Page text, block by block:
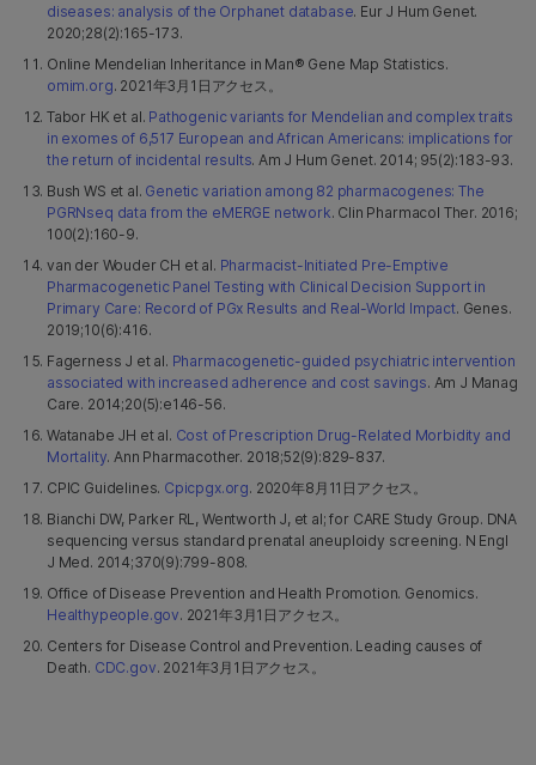
diseases: analysis of the Orphanet database. Eur J Hum Genet.
2020;28(2):165-173.
Online Mendelian Inheritance in Man® Gene Map Statistics.
omim.org. 2021年3月1日アクセス。
Tabor HK et al. Pathogenic variants for Mendelian and complex traits
in exomes of 6,517 European and African Americans: implications for
the return of incidental results. Am J Hum Genet. 2014; 95(2):183-93.
Bush WS et al. Genetic variation among 82 pharmacogenes: The
PGRNseq data from the eMERGE network. Clin Pharmacol Ther. 2016;
100(2):160-9.
van der Wouder CH et al. Pharmacist-Initiated Pre-Emptive
Pharmacogenetic Panel Testing with Clinical Decision Support in
Primary Care: Record of PGx Results and Real-World Impact. Genes.
2019;10(6):416.
Fagerness J et al. Pharmacogenetic-guided psychiatric intervention
associated with increased adherence and cost savings. Am J Manag
Care. 2014;20(5):e146-56.
Watanabe JH et al. Cost of Prescription Drug-Related Morbidity and
Mortality. Ann Pharmacother. 2018;52(9):829-837.
CPIC Guidelines. Cpicpgx.org. 2020年8月11日アクセス。
Bianchi DW, Parker RL, Wentworth J, et al; for CARE Study Group. DNA
sequencing versus standard prenatal aneuploidy screening. N Engl
J Med. 2014;370(9):799-808.
Office of Disease Prevention and Health Promotion. Genomics.
Healthypeople.gov. 2021年3月1日アクセス。
Centers for Disease Control and Prevention. Leading causes of
Death. CDC.gov. 2021年3月1日アクセス。